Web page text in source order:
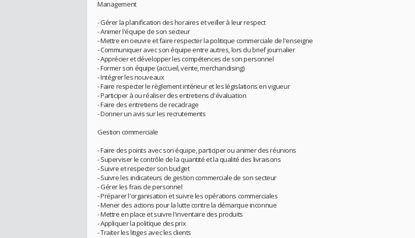
Management
- Gérer la planification des horaires et veiller à leur respect
- Animer l'équipe de son secteur
- Mettre en oeuvre et faire respecter la politique commerciale de l'enseigne
- Communiquer avec son équipe entre autres, lors du brief journalier
- Apprécier et développer les compétences de son personnel
- Former son équipe (accueil, vente, merchandising)
- Intégrer les nouveaux
- Faire respecter le règlement intérieur et les législations en vigueur
- Participer à ou réaliser des entretiens d'évaluation
- Faire des entretiens de recadrage
- Donner un avis sur les recrutements
Gestion commerciale
- Faire des points avec son équipe, participer ou animer des réunions
- Superviser le contrôle de la quantité et la qualité des livraisons
- Suivre et respecter son budget
- Suivre les indicateurs de gestion commerciale de son secteur
- Gérer les frais de personnel
- Préparer l'organisation et suivre les opérations commerciales
- Mener des actions pour la lutte contre la démarque inconnue
- Mettre en place et suivre l'inventaire des produits
- Appliquer la politique des prix
- Traiter les litiges avec les clients